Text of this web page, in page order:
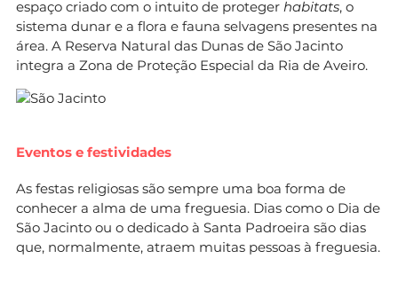
espaço criado com o intuito de proteger habitats, o
sistema dunar e a flora e fauna selvagens presentes na
área. A Reserva Natural das Dunas de São Jacinto
integra a Zona de Proteção Especial da Ria de Aveiro.
Eventos e festividades
As festas religiosas são sempre uma boa forma de
conhecer a alma de uma freguesia. Dias como o Dia de
São Jacinto ou o dedicado à Santa Padroeira são dias
que, normalmente, atraem muitas pessoas à freguesia.